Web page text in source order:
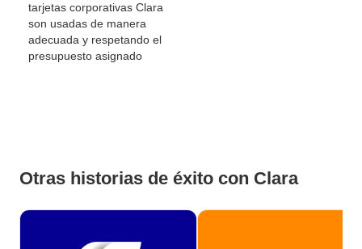
tarjetas corporativas Clara
son usadas de manera
adecuada y respetando el
presupuesto asignado
Otras historias de éxito con Clara